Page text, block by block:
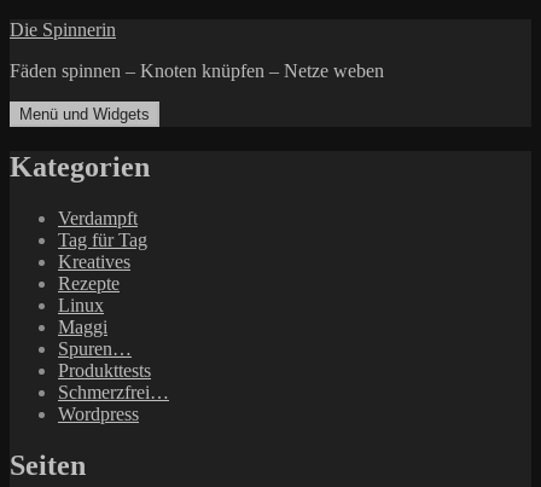
Zum
springen
Die Spinnerin
Fäden spinnen – Knoten knüpfen – Netze weben
Menü und Widgets
Kategorien
Verdampft
Tag für Tag
Kreatives
Rezepte
Linux
Maggi
Spuren…
Produkttests
Schmerzfrei…
Wordpress
Seiten